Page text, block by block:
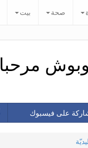
صحة بيت
مرحبا
على فيسبوك